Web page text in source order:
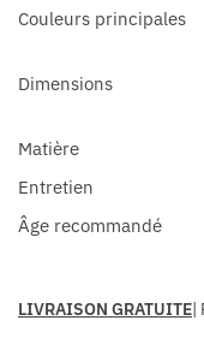
Couleurs principales
Dimensions
Matière
Entretien
Âge recommandé
LIVRAISON GRATUITE|